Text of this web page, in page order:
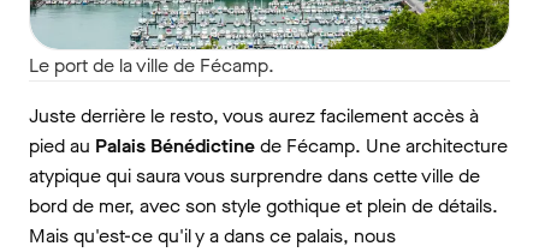
Le port de la ville de Fécamp.
Juste derrière le resto, vous aurez facilement accès à
pied au Palais Bénédictinede Fécamp. Une architecture
atypique qui saura vous surprendre dans cette ville de
bord de mer, avec son style gothique et plein de détails.
Mais qu'est-ce qu'il y a dans ce palais, nous